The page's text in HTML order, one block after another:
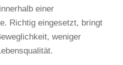
einer
Richtig eingesetzt, bringt
weniger